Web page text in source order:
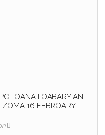
LOABARY AN-
ZOMA 16 FEBROARY